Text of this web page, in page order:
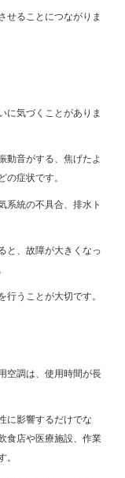
せることにつながりま
に気づくことがありま
動音がする、焦げたよ
の症状です。
系統の不具合、排水ト
と、故障が大きくなっ
うことが大切です。
空調は、使用時間が長
に影響するだけでな
食店や医療施設、作業
。